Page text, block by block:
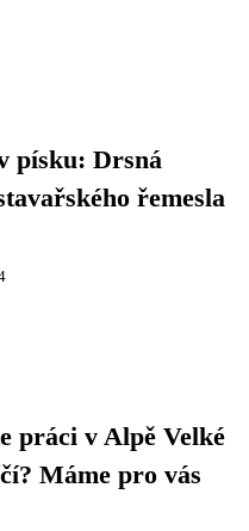
písku: Drsná
řemesla
práci v Alpě Velké
Máme pro vás